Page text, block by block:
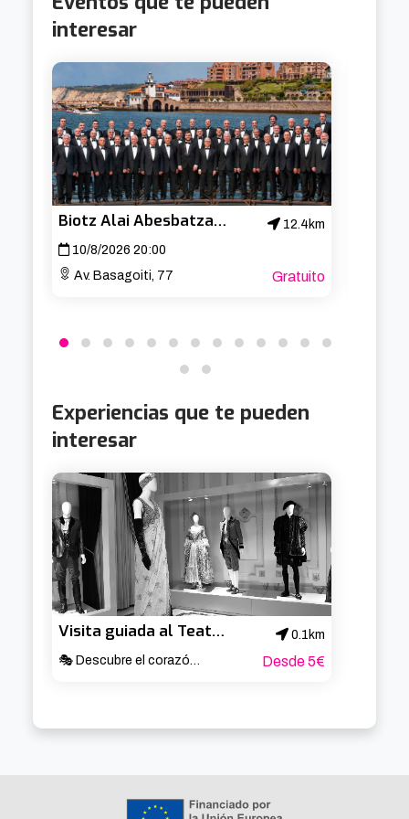
interesar
Biotz Alai Abesbatza – Concierto de San Lorenzo
12.4km
10/8/2026 20:00
Av. Basagoiti, 77
Gratuito
Experiencias que te pueden
interesar
Visita guiada al Teatro Arriaga
0.1km
🎭 Descubre el corazón cultural de Bilbao ✨
Desde 5€